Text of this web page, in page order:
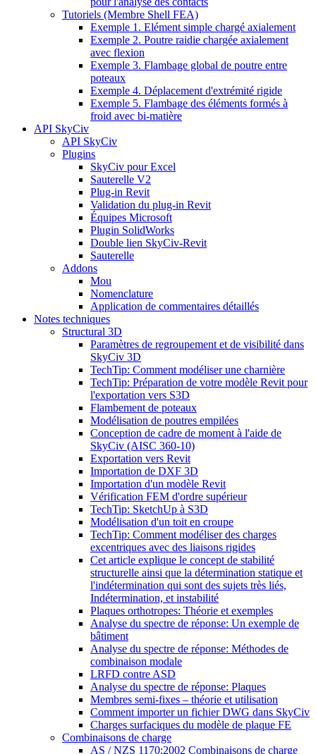
Tutoriels (Membre Shell FEA)
Exemple 1. Elément simple chargé axialement
Exemple 2. Poutre raidie chargée axialement
avec flexion
Exemple 3. Flambage global de poutre entre
poteaux
Exemple 4. Déplacement d'extrémité rigide
Exemple 5. Flambage des éléments formés à
froid avec bi-matière
API SkyCiv
API SkyCiv
Plugins
SkyCiv pour Excel
Sauterelle V2
Plug-in Revit
Validation du plug-in Revit
Équipes Microsoft
Plugin SolidWorks
Double lien SkyCiv-Revit
Sauterelle
Addons
Mou
Nomenclature
Application de commentaires détaillés
Notes techniques
Structural 3D
Paramètres de regroupement et de visibilité dans
SkyCiv 3D
TechTip: Comment modéliser une charnière
TechTip: Préparation de votre modèle Revit pour
l'exportation vers S3D
Flambement de poteaux
Modélisation de poutres empilées
Conception de cadre de moment à l'aide de
SkyCiv (AISC 360-10)
Exportation vers Revit
Importation de DXF 3D
Importation d'un modèle Revit
Vérification FEM d'ordre supérieur
TechTip: SketchUp à S3D
Modélisation d'un toit en croupe
TechTip: Comment modéliser des charges
excentriques avec des liaisons rigides
Cet article explique le concept de stabilité
structurelle ainsi que la détermination statique et
l'indétermination qui sont des sujets très liés,
Indétermination, et instabilité
Plaques orthotropes: Théorie et exemples
Analyse du spectre de réponse: Un exemple de
bâtiment
Analyse du spectre de réponse: Méthodes de
combinaison modale
LRFD contre ASD
Analyse du spectre de réponse: Plaques
Membres semi-fixes – théorie et utilisation
Comment importer un fichier DWG dans SkyCiv
Charges surfaciques du modèle de plaque FE
Combinaisons de charge
AS / NZS 1170:2002 Combinaisons de charge